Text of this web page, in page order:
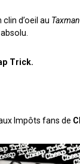
d’oeil au Taxman
Trick.
Impôts fans de